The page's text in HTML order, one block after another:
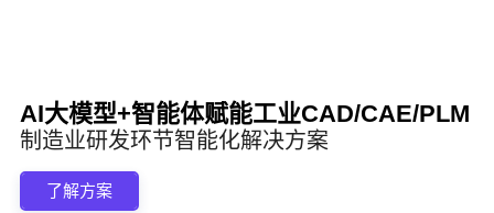
AI大模型+智能体赋能工业CAD/CAE/PLM
制造业研发环节智能化解决方案
了解方案